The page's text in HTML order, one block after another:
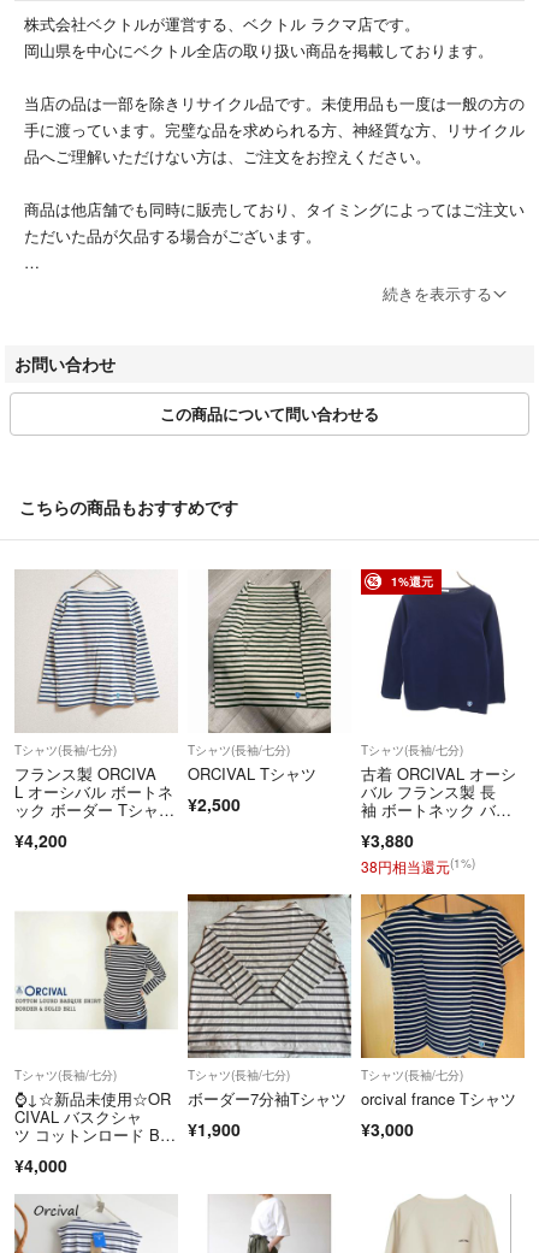
株式会社ベクトルが運営する、ベクトル ラクマ店です。
岡山県を中心にベクトル全店の取り扱い商品を掲載しております。
当店の品は一部を除きリサイクル品です。未使用品も一度は一般の方の
手に渡っています。完璧な品を求められる方、神経質な方、リサイクル
品へご理解いただけない方は、ご注文をお控えください。
商品は他店舗でも同時に販売しており、タイミングによってはご注文い
ただいた品が欠品する場合がございます。
ブランドによってサイズ表記方法が様々です。必ず実寸サイズをご確認
ましてはご容赦ください。
商品画像はできる限り現品を再現するよう心がけておりますが、ご利用
商品状態は掲載前に十分な確認を行っておりますが、重大な見落としが
ございました際はご返品を承ります。サイズが合わない、イメージが違
う、間違えた等お客様都合での返品はお受けしておりません。
・ご注文の商品と異なる商品が届いた場合
・商品状態が商品説明と著しく異なる場合
はご返品をお受けしております。
商品到着から5日以内にご連絡、返品受付後5日以内に当店に商品をご
返送ください。期限を過ぎた場合、初期不良等の場合でも対応いたしか
ねます。 必ず商品を受け取られた際に状態の確認をお願いいたしま
す。
クリーニングやアフターサービス代等の商品代金以上のご請求、不良品
の場合の一部返金での対応などはお受けできません。
Cランク以下の商品については、いかなる理由でもご返品をお断りさせ
ていただいております。
当アカウントはラクマ公式パートナーです。
◆特商法：https://fril.jp/ts/official/law/vtr/
https://fril.jp/ts/official/law/vtr/#return_policy
◆適格請求書発行事業者登録番号：T4260002013524
続きを表示する
お問い合わせ
この商品について問い合わせる
こちらの商品もおすすめです
Tシャツ(長袖/七分)
フランス製 ORCIVA
L オーシバル ボートネ
ック ボーダー Tシャ
¥4,200
Tシャツ(長袖/七分)
ORCIVAL Tシャツ
¥2,500
1%還元
Tシャツ(長袖/七分)
古着 ORCIVAL オーシ
バル フランス製 長
袖 ボートネック バス
ー ロンT レディース
¥3,880
38円相当還元(1%)
Tシャツ(長袖/七分)
⌚↓☆新品未使用☆OR
CIVAL バスクシャ
ツ コットンロード B21
¥4,000
Tシャツ(長袖/七分)
ボーダー7分袖Tシャツ
¥1,900
Tシャツ(長袖/七分)
orcival france Tシャツ
¥3,000